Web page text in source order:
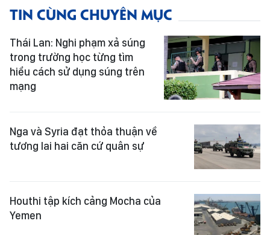
TIN CÙNG CHUYÊN MỤC
Thái Lan: Nghi phạm xả súng
trong trường học từng tìm
hiểu cách sử dụng súng trên
mạng
Nga và Syria đạt thỏa thuận về
tương lai hai căn cứ quân sự
Houthi tập kích cảng Mocha của
Yemen